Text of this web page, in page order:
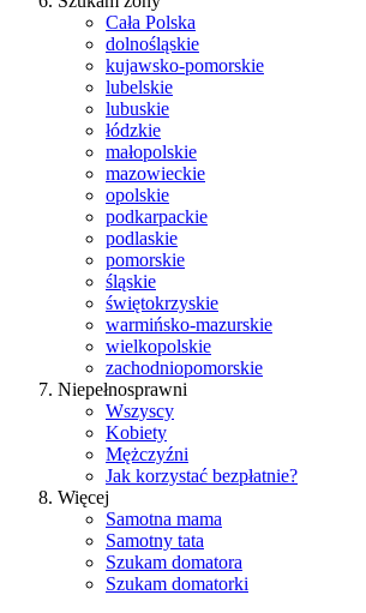
Cała Polska
dolnośląskie
kujawsko-pomorskie
lubelskie
lubuskie
łódzkie
małopolskie
mazowieckie
opolskie
podkarpackie
podlaskie
pomorskie
śląskie
świętokrzyskie
warmińsko-mazurskie
wielkopolskie
zachodniopomorskie
Niepełnosprawni
Wszyscy
Kobiety
Mężczyźni
Jak korzystać bezpłatnie?
Więcej
Samotna mama
Samotny tata
Szukam domatora
Szukam domatorki